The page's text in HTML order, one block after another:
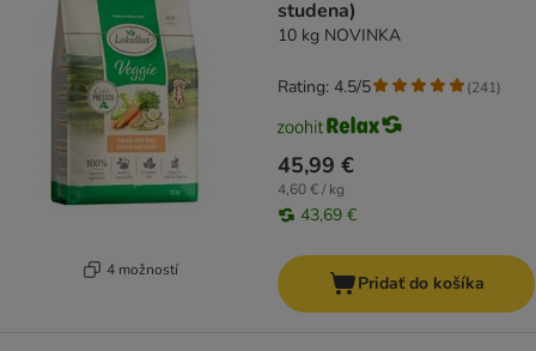
4 možností
studena)
10 kg NOVINKA
45,99 €
4,60 € / kg
43,69 €
Rating: 4.5/5 (241)
Pridať do košíka